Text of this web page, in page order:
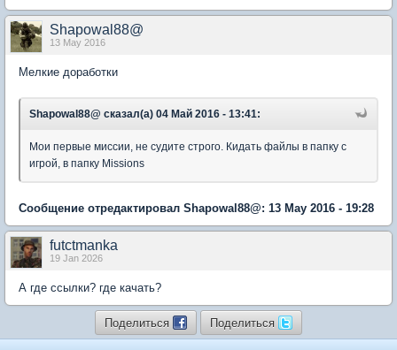
Shapowal88@
13 May 2016
Мелкие доработки
Shapowal88@ сказал(а) 04 Май 2016 - 13:41:
Мои первые миссии, не судите строго. Кидать файлы в папку с
игрой, в папку Missions
Сообщение отредактировал Shapowal88@: 13 May 2016 - 19:28
futctmanka
19 Jan 2026
А где ссылки? где качать?
Поделиться Поделиться